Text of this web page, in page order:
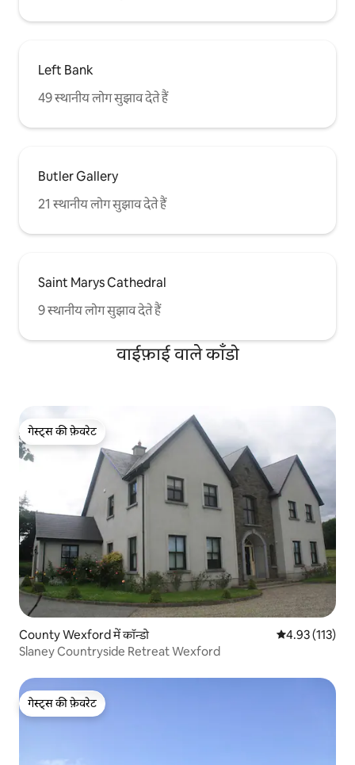
Left Bank
49 स्थानीय लोग सुझाव देते हैं
Butler Gallery
21 स्थानीय लोग सुझाव देते हैं
Saint Marys Cathedral
9 स्थानीय लोग सुझाव देते हैं
वाईफ़ाई वाले काँडो
गेस्ट्स की फ़ेवरेट
गेस्ट्स की फ़ेवरेट
County Wexford में कॉन्डो औसत रेटिंग 5 में से
4.93 (113)
Slaney Countryside Retreat Wexford
गेस्ट्स की फ़ेवरेट
गेस्ट्स की फ़ेवरेट